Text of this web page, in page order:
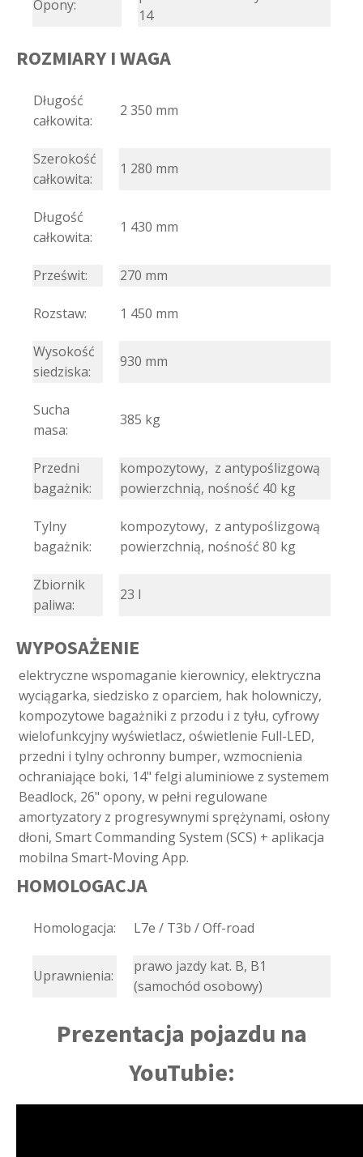
Opony:
14
ROZMIARY I WAGA
Długość
całkowita:
2 350 mm
Szerokość
całkowita:
1 280 mm
Długość
całkowita:
1 430 mm
Prześwit: 270 mm
Rozstaw: 1 450 mm
Wysokość
siedziska:
930 mm
Sucha
masa:
385 kg
Przedni
bagażnik:
kompozytowy, z antypoślizgową
powierzchnią, nośność 40 kg
Tylny
bagażnik:
kompozytowy, z antypoślizgową
powierzchnią, nośność 80 kg
Zbiornik
paliwa:
23 l
WYPOSAŻENIE
elektryczne wspomaganie kierownicy, elektryczna
wyciągarka, siedzisko z oparciem, hak holowniczy,
kompozytowe bagażniki z przodu i z tyłu, cyfrowy
wielofunkcyjny wyświetlacz, oświetlenie Full-LED,
przedni i tylny ochronny bumper, wzmocnienia
ochraniające boki, 14" felgi aluminiowe z systemem
Beadlock, 26" opony, w pełni regulowane
amortyzatory z progresywnymi sprężynami, osłony
dłoni, Smart Commanding System (SCS) + aplikacja
mobilna Smart-Moving App.
HOMOLOGACJA
Homologacja: L7e / T3b / Off-road
Uprawnienia:
prawo jazdy kat. B, B1
(samochód osobowy)
Prezentacja pojazdu na
YouTubie: